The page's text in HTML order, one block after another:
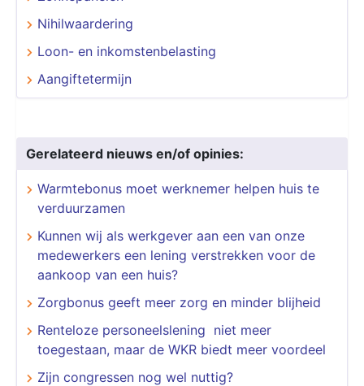
Nihilwaardering
Loon- en inkomstenbelasting
Aangiftetermijn
Gerelateerd nieuws en/of opinies:
Warmtebonus moet werknemer helpen huis te
verduurzamen
Kunnen wij als werkgever aan een van onze
medewerkers een lening verstrekken voor de
aankoop van een huis?
Zorgbonus geeft meer zorg en minder blijheid
Renteloze personeelslening niet meer
toegestaan, maar de WKR biedt meer voordeel
Zijn congressen nog wel nuttig?